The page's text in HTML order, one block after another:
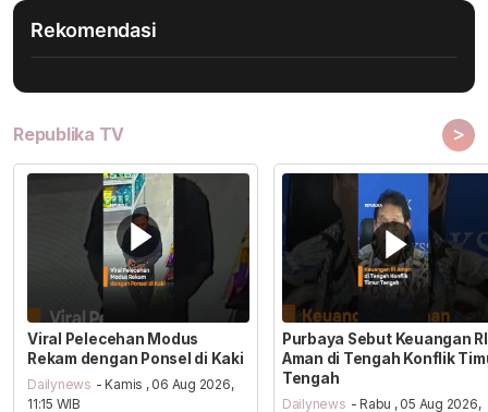
Rekomendasi
Republika TV >
Viral Pelecehan Modus
Rekam dengan Ponsel di Kaki
Dailynews - Kamis , 06 Aug 2026,
11:15 WIB
Purbaya Sebut Keuangan RI
Aman di Tengah Konflik
Tengah
Dailynews - Rabu , 05 Aug 2026,